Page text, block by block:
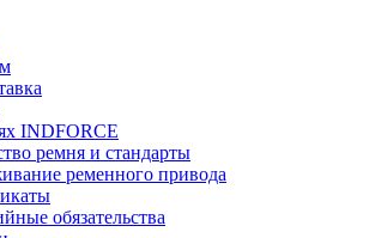
INDFORCE
ремня и стандарты
ременного привода
обязательства